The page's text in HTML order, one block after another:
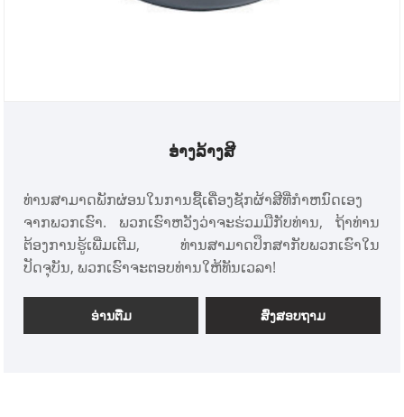
ອ່າງລ້າງສີ
ທ່ານສາມາດພັກຜ່ອນໃນການຊື້ເຄື່ອງຊັກຜ້າສີທີ່ກໍາຫນົດເອງ
ຈາກພວກເຮົາ. ພວກເຮົາຫວັງວ່າຈະຮ່ວມມືກັບທ່ານ, ຖ້າທ່ານ
ຕ້ອງການຮູ້ເພີ່ມເຕີມ, ທ່ານສາມາດປຶກສາກັບພວກເຮົາໃນ
ປັດຈຸບັນ, ພວກເຮົາຈະຕອບທ່ານໃຫ້ທັນເວລາ!
ອ່ານ​ຕື່ມ ສົ່ງສອບຖາມ